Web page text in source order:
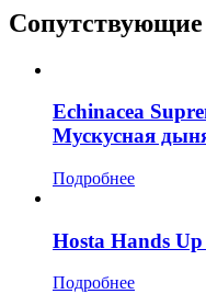
Echinacea
Мускусная
Подробнее
Hosta Hands
Подробнее